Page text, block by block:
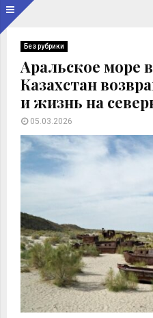
Без рубрики
Аральское море
Казахстан
и жизнь на
05.03.2026